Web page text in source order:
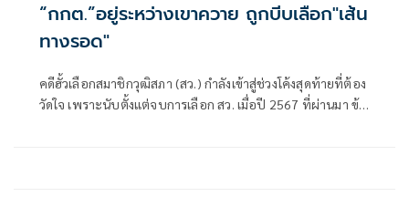
“กกต.”อยู่ระหว่างเขาควาย ถูกบีบเลือก"เส้น
ทางรอด"
คดีฮั้วเลือกสมาชิกวุฒิสภา (สว.) กำลังเข้าสู่ช่วงโค้งสุดท้ายที่ต้อง
วัดใจ เพราะนับตั้งแต่จบการเลือก สว. เมื่อปี 2567 ที่ผ่านมา ข้อ